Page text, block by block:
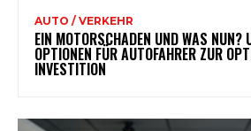
AUTO / VERKEHR
EIN MOTORSCHADEN UND WAS NUN?
OPTIONEN FÜR AUTOFAHRER ZUR
INVESTITION